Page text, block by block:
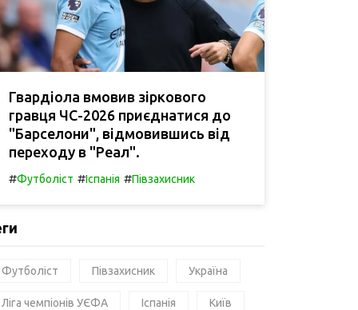
Гвардіола вмовив зіркового
гравця ЧС-2026 приєднатися до
"Барселони", відмовившись від
переходу в "Реал".
#Футболіст #Іспанія #Півзахисник
Футболіст Півзахисник Україна
Ліга чемпіонів УЄФА Іспанія Київ